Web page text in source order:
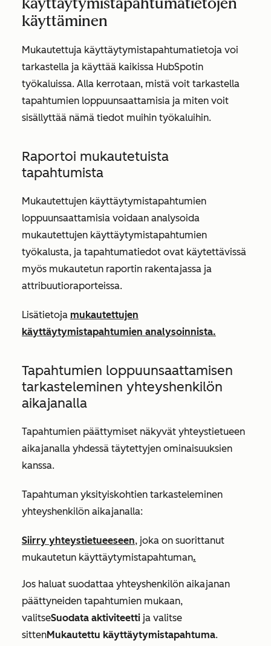
käyttäminen
Mukautettuja käyttäytymistapahtumatietoja voi
tarkastella ja käyttää kaikissa HubSpotin
työkaluissa. Alla kerrotaan, mistä voit tarkastella
tapahtumien loppuunsaattamisia ja miten voit
sisällyttää nämä tiedot muihin työkaluihin.
Raportoi mukautetuista
tapahtumista
Mukautettujen käyttäytymistapahtumien
loppuunsaattamisia voidaan analysoida
mukautettujen käyttäytymistapahtumien
työkalusta, ja tapahtumatiedot ovat käytettävissä
myös mukautetun raportin rakentajassa ja
attribuutioraporteissa.
Lisätietoja mukautettujen
käyttäytymistapahtumien analysoinnista.
Tapahtumien loppuunsaattamisen
tarkasteleminen yhteyshenkilön
aikajanalla
Tapahtumien päättymiset näkyvät yhteystietueen
aikajanalla yhdessä täytettyjen ominaisuuksien
kanssa.
Tapahtuman yksityiskohtien tarkasteleminen
yhteyshenkilön aikajanalla:
Siirry yhteystietueeseen, joka on suorittanut
mukautetun käyttäytymistapahtuman.
Jos haluat suodattaa yhteyshenkilön aikajanan
päättyneiden tapahtumien mukaan,
valitseSuodata aktiviteetti ja valitse
sittenMukautettu käyttäytymistapahtuma.